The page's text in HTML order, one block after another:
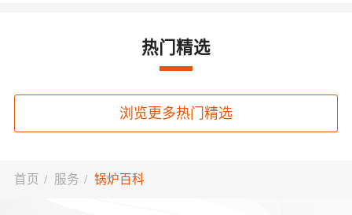
热门精选
浏览更多热门精选
首页 / 服务 / 锅炉百科